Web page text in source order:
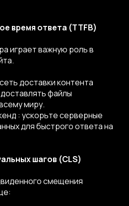
время ответа (TTFB)
играет важную роль в
доставки контента
файлы
миру.
: ускорьте серверные
для быстрого ответа на
шагов (CLS)
смещения